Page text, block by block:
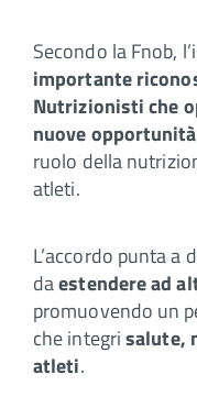
Secondo la Fnob,
importante
Nutrizionisti che
nuove
ruolo della
atleti.
L’accordo punta
daestendere ad
promuovendo un
che integrisalute,
atleti.